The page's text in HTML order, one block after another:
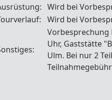
Wird bei
Wird bei
Vorbesprechung
Uhr, Gaststätte
Ulm. Bei nur 2
Teilnahmegebühr